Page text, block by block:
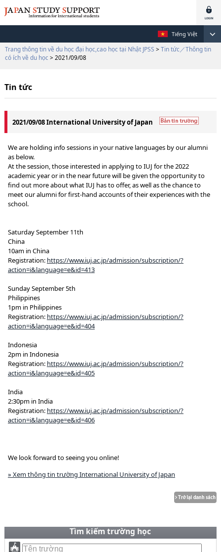
Tiếng Việt
Trang thông tin về du học đại học,cao học tại Nhật JPSS > Tin tức／Thông tin
có ích về du học > 2021/09/08
Tin tức
2021/09/08 International University of Japan
We are holding info sessions in your native languages by our alumni
as below.
At the session, those interested in applying to IUJ for the 2022
academic year or in the near future will be given the opportunity to
find out more about what IUJ has to offer, as well as the chance to
meet our alumni for first-hand accounts of their experiences with the
school.
Saturday September 11th
China
10am in China
Registration: https://www.iuj.ac.jp/admission/subscription/?
action=i&language=e&id=413
Sunday September 5th
Philippines
1pm in Philippines
Registration: https://www.iuj.ac.jp/admission/subscription/?
action=i&language=e&id=404
Indonesia
2pm in Indonesia
Registration: https://www.iuj.ac.jp/admission/subscription/?
action=i&language=e&id=405
India
2:30pm in India
Registration: https://www.iuj.ac.jp/admission/subscription/?
action=i&language=e&id=406
We look forward to seeing you online!
» Xem thông tin trường International University of Japan
Tìm kiếm trường học